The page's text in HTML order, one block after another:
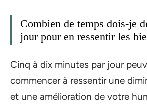
Combien de temps dois-je
jour pour en ressentir les
Cinq à dix minutes par jour
commencer à ressentir une
et une amélioration de votre